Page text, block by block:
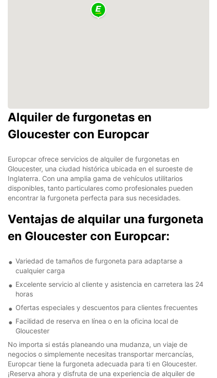
Alquiler de furgonetas en
Gloucester con Europcar
Europcar ofrece servicios de alquiler de furgonetas en
Gloucester, una ciudad histórica ubicada en el suroeste de
Inglaterra. Con una amplia gama de vehículos utilitarios
disponibles, tanto particulares como profesionales pueden
encontrar la furgoneta perfecta para sus necesidades.
Ventajas de alquilar una furgoneta
en Gloucester con Europcar:
Variedad de tamaños de furgoneta para adaptarse a
cualquier carga
Excelente servicio al cliente y asistencia en carretera las 24
horas
Ofertas especiales y descuentos para clientes frecuentes
Facilidad de reserva en línea o en la oficina local de
Gloucester
No importa si estás planeando una mudanza, un viaje de
negocios o simplemente necesitas transportar mercancías,
Europcar tiene la furgoneta adecuada para ti en Gloucester.
¡Reserva ahora y disfruta de una experiencia de alquiler de